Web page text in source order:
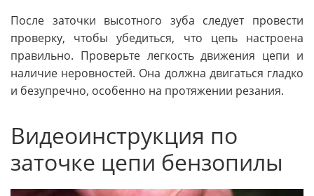
После заточки высотного зуба следует провести
проверку, чтобы убедиться, что цепь настроена
правильно. Проверьте легкость движения цепи и
наличие неровностей. Она должна двигаться гладко
и безупречно, особенно на протяжении резания.
Видеоинструкция по
заточке цепи бензопилы